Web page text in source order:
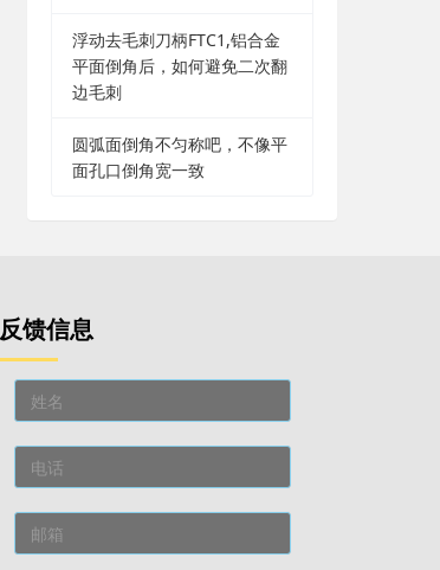
浮动去毛刺刀柄FTC1,铝合金
平面倒角后，如何避免二次翻
边毛刺
圆弧面倒角不匀称吧，不像平
面孔口倒角宽一致
反馈信息